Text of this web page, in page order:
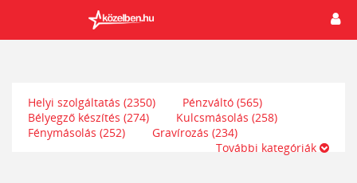
Helyi szolgáltatás (2350) Pénzváltó (565)
Bélyegző készítés (274) Kulcsmásolás (258)
Fénymásolás (252) Gravírozás (234)
További kategóriák